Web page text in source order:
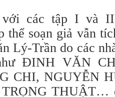
với các tập I và
thể soạn giả vẫn
Lý-Trần do các
ĐINH VĂN
CHI, NGUYỄN
THUẬT…